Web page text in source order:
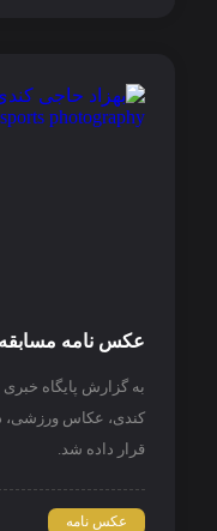
عکس نامه
به گزارش پایگاه
کندی، عکاس ورزشی،
قرار داده شد.
عکس نامه